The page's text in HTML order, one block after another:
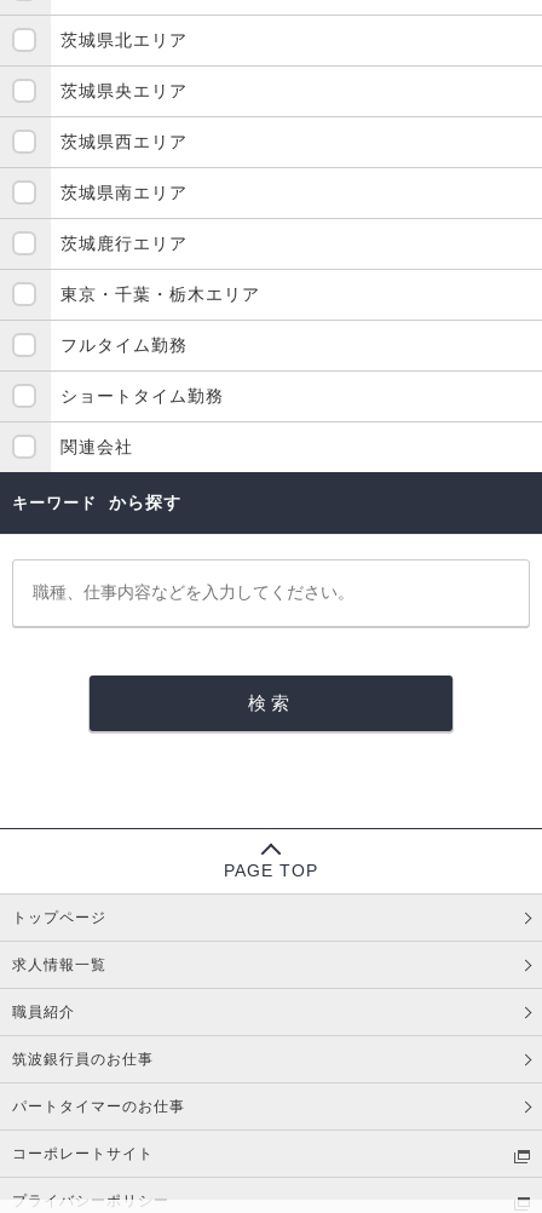
茨城県北エリア
茨城県央エリア
茨城県西エリア
茨城県南エリア
茨城鹿行エリア
東京・千葉・栃木エリア
フルタイム勤務
ショートタイム勤務
関連会社
キーワード から探す
PAGE TOP
トップページ
求人情報一覧
職員紹介
筑波銀行員のお仕事
パートタイマーのお仕事
コーポレートサイト
プライバシーポリシー